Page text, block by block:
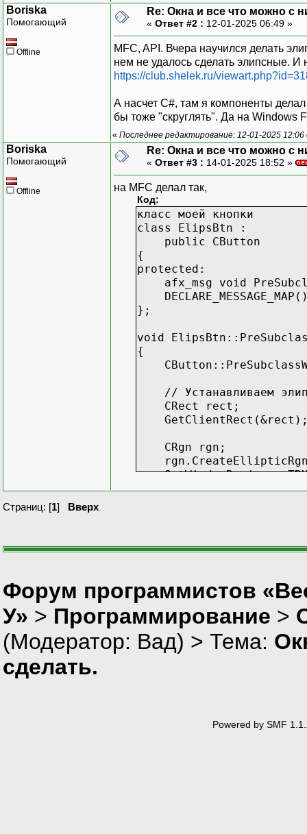
Boriska
Помогающий
Offline
Re: Окна и все что можно с
« Ответ #2 : 12-01-2025 06:49 »
MFC, API. Вчера научился делать
нем не удалось сделать элипсные.
https://club.shelek.ru/
А насчет C#, там я компоненты
бы тоже "скруглять". Да на Windows
« Последнее редактирование: 12-01-2025
Boriska
Помогающий
Offline
Re: Окна и все что можно с
« Ответ #3 : 14-01-2025 18:52 »
на MFC делал так,
Код:
класс моей кнопки
class ElipsBtn :
public CButton
{
protected:
afx_msg void
};
void
{
// Устанавливаем
CRect rect;
CRgn rgn;
SetWindowRgn(rgn,
}
CRect rect;
CRgn rgn;
//эта должна делать
// Привязываем
Страниц: [1] Вверх
Форум программистов
У» > Программирование >
(Модератор: Вад) > Тема:
сделать.
Powered by SMF